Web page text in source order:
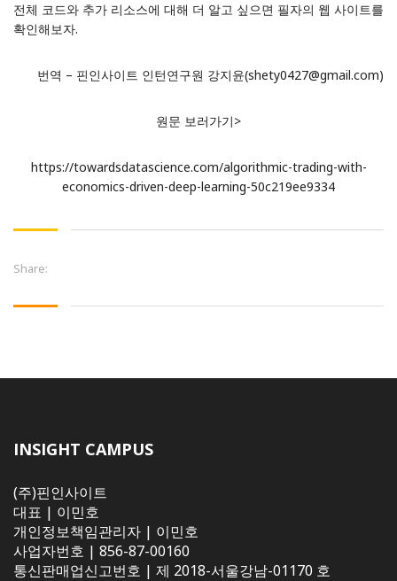
전체 코드와 추가 리소스에 대해 더 알고 싶으면 필자의 웹 사이트를
확인해보자.
번역 – 핀인사이트 인턴연구원 강지윤(shety0427@gmail.com)
원문 보러가기>
https://towardsdatascience.com/algorithmic-trading-with-
economics-driven-deep-learning-50c219ee9334
Share:
INSIGHT CAMPUS
(주)핀인사이트
대표 | 이민호
개인정보책임관리자 | 이민호
사업자번호 | 856-87-00160
통신판매업신고번호 | 제 2018-서울강남-01170 호